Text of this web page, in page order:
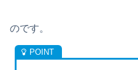
のです。